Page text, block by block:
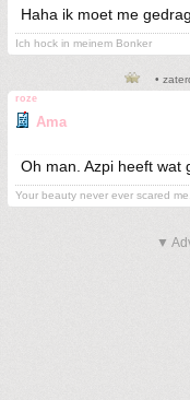
Haha ik moet me
Ich hock in meinem Bonker
•
roze
Ama
Oh man. Azpi heeft wat
Your beauty never ever scared me.
▼